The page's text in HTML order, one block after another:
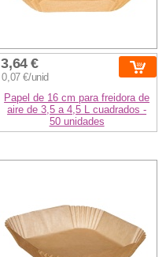
3,64 €
0,07 €/unid
Papel de 16 cm para freidora de
aire de 3,5 a 4,5 L cuadrados -
50 unidades